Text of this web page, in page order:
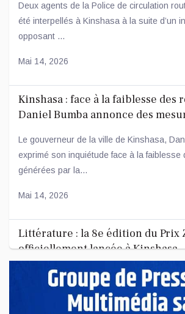
Deux agents de la Police de circulation
été interpellés à Kinshasa à la suite d’un
opposant ...
Mai 14, 2026
Kinshasa : face à la faiblesse des
Daniel Bumba annonce des
Le gouverneur de la ville de Kinshasa,
exprimé son inquiétude face à la faiblesse
générées par la...
Mai 14, 2026
Littérature : la 8e édition du Prix
officiellement lancée à Kinshasa
La 8e édition du concours littéraire « Prix
officiellement lancée ce mercredi 13 mai à